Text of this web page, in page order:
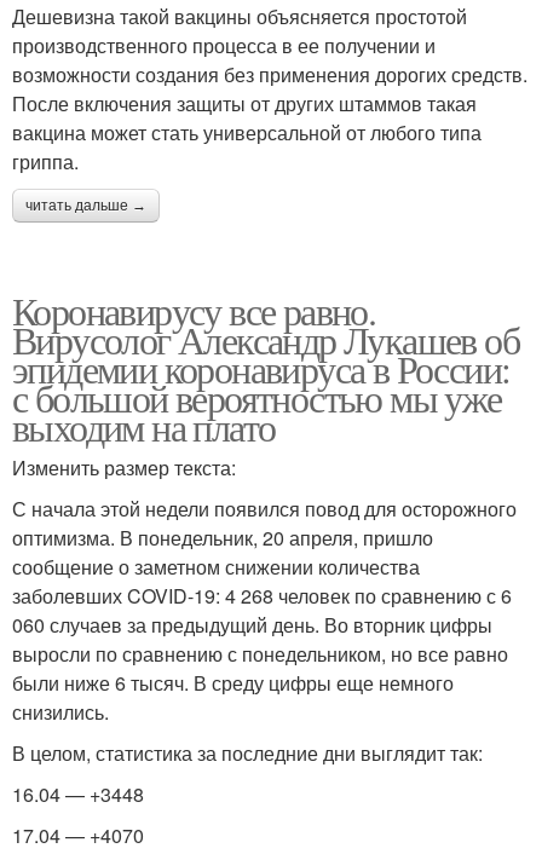
Дешевизна такой вакцины объясняется простотой
производственного процесса в ее получении и
возможности создания без применения дорогих средств.
После включения защиты от других штаммов такая
вакцина может стать универсальной от любого типа
гриппа.
читать дальше →
Коронавирусу все равно.
Вирусолог Александр Лукашев об
эпидемии коронавируса в России:
с большой вероятностью мы уже
выходим на плато
Изменить размер текста:
С начала этой недели появился повод для осторожного
оптимизма. В понедельник, 20 апреля, пришло
сообщение о заметном снижении количества
заболевших COVID-19: 4 268 человек по сравнению с 6
060 случаев за предыдущий день. Во вторник цифры
выросли по сравнению с понедельником, но все равно
были ниже 6 тысяч. В среду цифры еще немного
снизились.
В целом, статистика за последние дни выглядит так:
16.04 — +3448
17.04 — +4070